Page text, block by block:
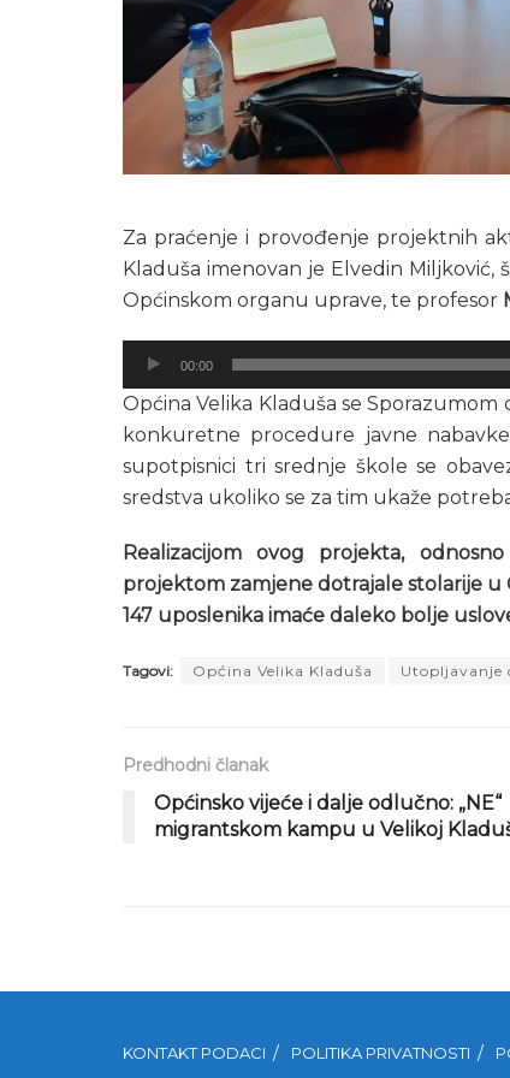
Za praćenje i provođenje projektnih
Kladuša imenovan je Elvedin
Općinskom organu uprave, te profesor
Audio
Player
00:00
Općina Velika Kladuša se
konkuretne procedure javne
supotpisnici tri srednje škole se
sredstva ukoliko se za tim ukaže
Realizacijom ovog projekta,
projektom zamjene dotrajale stolarije u
147 uposlenika imaće daleko bolje
Tagovi: Općina Velika Kladuša Utopljavanje
Predhodni članak
Općinsko vijeće i dalje odlučno: „NE“
migrantskom kampu u Velikoj
KONTAKT PODACI POLITIKA PRIVATNOSTI